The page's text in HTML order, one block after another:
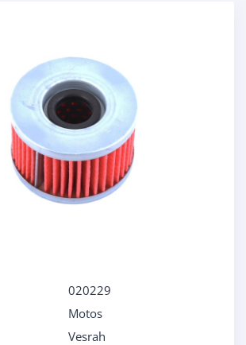
020229
Motos
Vesrah